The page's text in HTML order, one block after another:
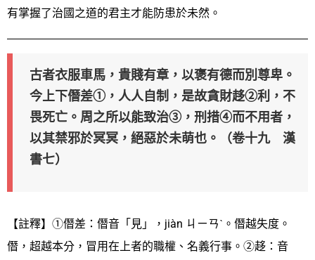
有掌握了治國之道的君主才能防患於未然。
古者衣服車馬，貴賤有章，以褒有德而別尊卑。
今上下僭差①，人人自制，是故貪財趍②利，不
畏死亡。周之所以能致治③，刑措④而不用者，
以其禁邪於冥冥，絕惡於未萌也。（卷十九 漢
書七）
【註釋】①僭差：僭音「見」，jiàn ㄐㄧㄢˋ。僭越失度。
僭，超越本分，冒用在上者的職權、名義行事。②趍：音